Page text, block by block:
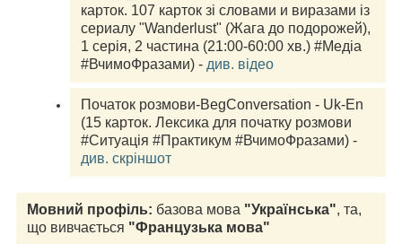
карток. 107 карток зі словами и виразами із
сериалу "Wanderlust" (Жага до подорожей),
1 серія, 2 частина (21:00-60:00 хв.) #Медіа
#ВчимоФразами) - див. відео
Початок розмови-BegConversation - Uk-En
(15 карток. Лексика для початку розмови
див. скріншот
Мовний профіль: базова мова "Українська", та,
що вивчається "Французька мова"